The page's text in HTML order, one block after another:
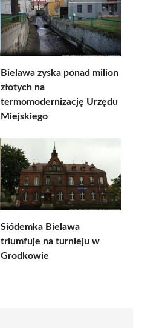
Bielawa zyska ponad milion
złotych na
termomodernizację Urzędu
Miejskiego
Siódemka Bielawa
triumfuje na turnieju w
Grodkowie